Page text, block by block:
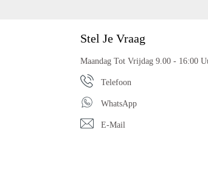
Stel Je Vraag
Maandag Tot Vrijdag 9.00 - 16:00
Telefoon
WhatsApp
E-Mail